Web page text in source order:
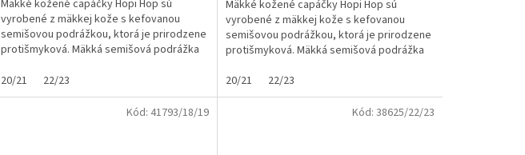
Mäkké kožené capáčky Hopi Hop sú
vyrobené z mäkkej kože s kefovanou
semišovou podrážkou, ktorá je prirodzene
protišmyková. Mäkká semišová podrážka
20/21
22/23
Mäkké kožené capáčky Hopi Hop sú
vyrobené z mäkkej kože s kefovanou
semišovou podrážkou, ktorá je prirodzene
protišmyková. Mäkká semišová podrážka
20/21
22/23
Kód: 41793/18/19 Kód: 38625/22/23